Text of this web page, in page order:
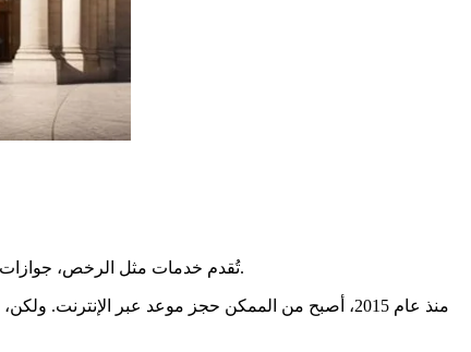
تُقدم خدمات مثل الرخص، جوازات السفر، وبطاقات الهوية هنا. يأتي الكثير من الناس للحصول على هذه الأوراق. يسعى البعض لتجديد حقوقهم أو للحصول على أوراق جديدة مهمة.
منذ عام 2015، أصبح من الممكن حجز موعد عبر